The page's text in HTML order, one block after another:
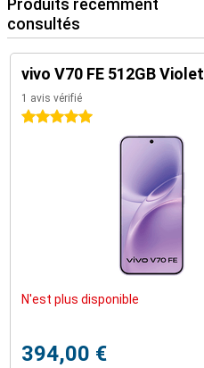
Produits récemment
consultés
vivo V70 FE 512GB Violet
1 avis vérifié
5 étoiles
N'est plus disponible
394,00 €